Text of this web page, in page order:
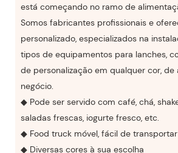
está começando no ramo de
Somos fabricantes profissionais e
personalizado, especializados na
tipos de equipamentos para lanches,
de personalização em qualquer cor,
negócio.
◆ Pode ser servido com café, chá,
saladas frescas, iogurte fresco, etc.
◆ Food truck móvel, fácil de transportar
◆ Diversas cores à sua escolha